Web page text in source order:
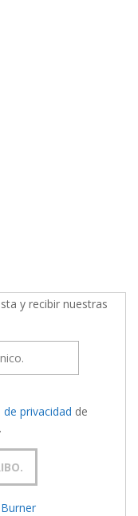
y recibir nuestras
de privacidad de